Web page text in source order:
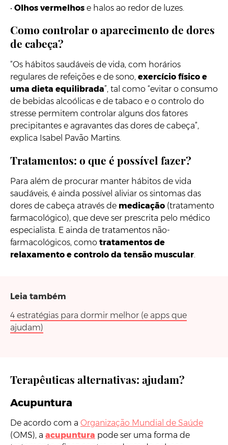
• Olhos vermelhos e halos ao redor de luzes.
Como controlar o aparecimento de dores
de cabeça?
“Os hábitos saudáveis de vida, com horários
regulares de refeições e de sono, exercício físico e
uma dieta equilibrada”, tal como “evitar o consumo
de bebidas alcoólicas e de tabaco e o controlo do
stresse permitem controlar alguns dos fatores
precipitantes e agravantes das dores de cabeça”,
explica Isabel Pavão Martins.
Tratamentos: o que é possível fazer?
Para além de procurar manter hábitos de vida
saudáveis, é ainda possível aliviar os sintomas das
dores de cabeça através de medicação (tratamento
farmacológico), que deve ser prescrita pelo médico
especialista. E ainda de tratamentos não-
farmacológicos, como tratamentos de
relaxamento e controlo da tensão muscular
Leia também
4 estratégias para dormir melhor (e apps que
ajudam)
Terapêuticas alternativas: ajudam?
Acupuntura
De acordo com a Organização Mundial de Saúde
(OMS), a acupuntura pode ser uma forma de